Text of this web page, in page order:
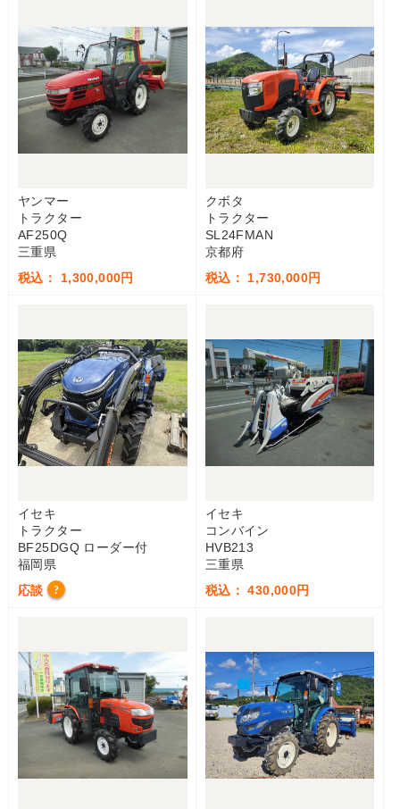
ヤンマー
トラクター
AF250Q
三重県
税込： 1,300,000円
クボタ
トラクター
SL24FMAN
京都府
税込： 1,730,000円
イセキ
トラクター
BF25DGQ ローダー付
福岡県
応談
?
イセキ
コンバイン
HVB213
三重県
税込： 430,000円